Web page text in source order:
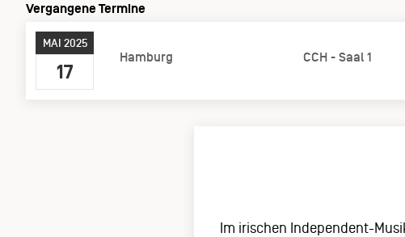
Vergangene Termine
MAI 2025
17
Hamburg CCH - Saal 1
Im irischen Independent-